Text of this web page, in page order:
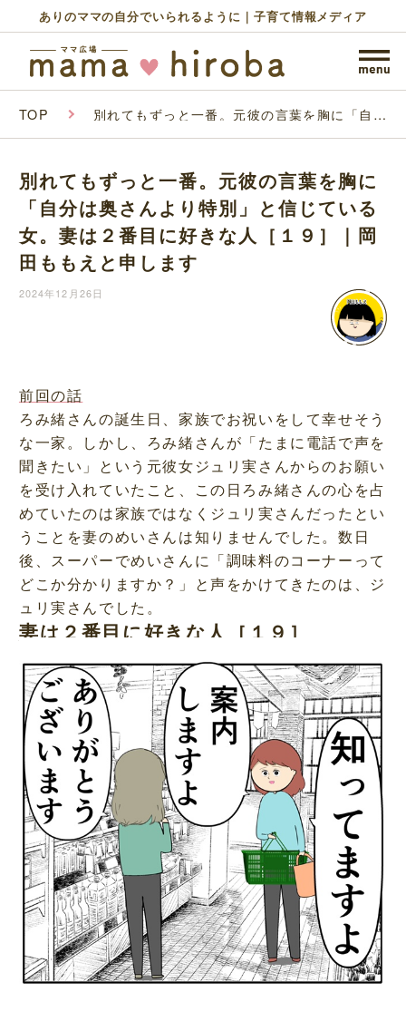
ありのママの自分でいられるように｜子育て情報メディア
TOP 別れてもずっと一番。元彼の言葉を胸に「自分
目に好きな人［１９］｜岡田ももえと申します
別れてもずっと一番。元彼の言葉を胸に
「自分は奥さんより特別」と信じている
女。妻は２番目に好きな人［１９］｜岡
田ももえと申します
2024年12月26日
前回の話
ろみ緒さんの誕生日、家族でお祝いをして幸せそう
な一家。しかし、ろみ緒さんが「たまに電話で声を
聞きたい」という元彼女ジュリ実さんからのお願い
を受け入れていたこと、この日ろみ緒さんの心を占
めていたのは家族ではなくジュリ実さんだったとい
うことを妻のめいさんは知りませんでした。数日
後、スーパーでめいさんに「調味料のコーナーって
どこか分かりますか？」と声をかけてきたのは、ジ
ュリ実さんでした。
妻は２番目に好きな人［１９］